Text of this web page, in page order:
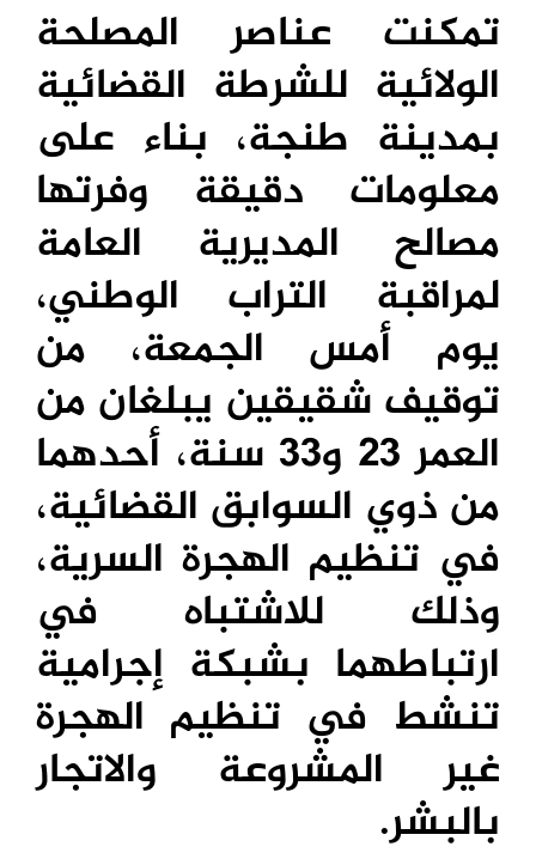
تمكنت عناصر المصلحة
الولائية للشرطة القضائية
بمدينة طنجة، بناء على
معلومات دقيقة وفرتها
مصالح المديرية العامة
لمراقبة التراب الوطني،
يوم أمس الجمعة، من
توقيف شقيقين يبلغان من
العمر 23 و33 سنة، أحدهما
من ذوي السوابق القضائية،
في تنظيم الهجرة السرية،
وذلك للاشتباه في
ارتباطهما بشبكة إجرامية
تنشط في تنظيم الهجرة
غير المشروعة والاتجار
بالبشر.